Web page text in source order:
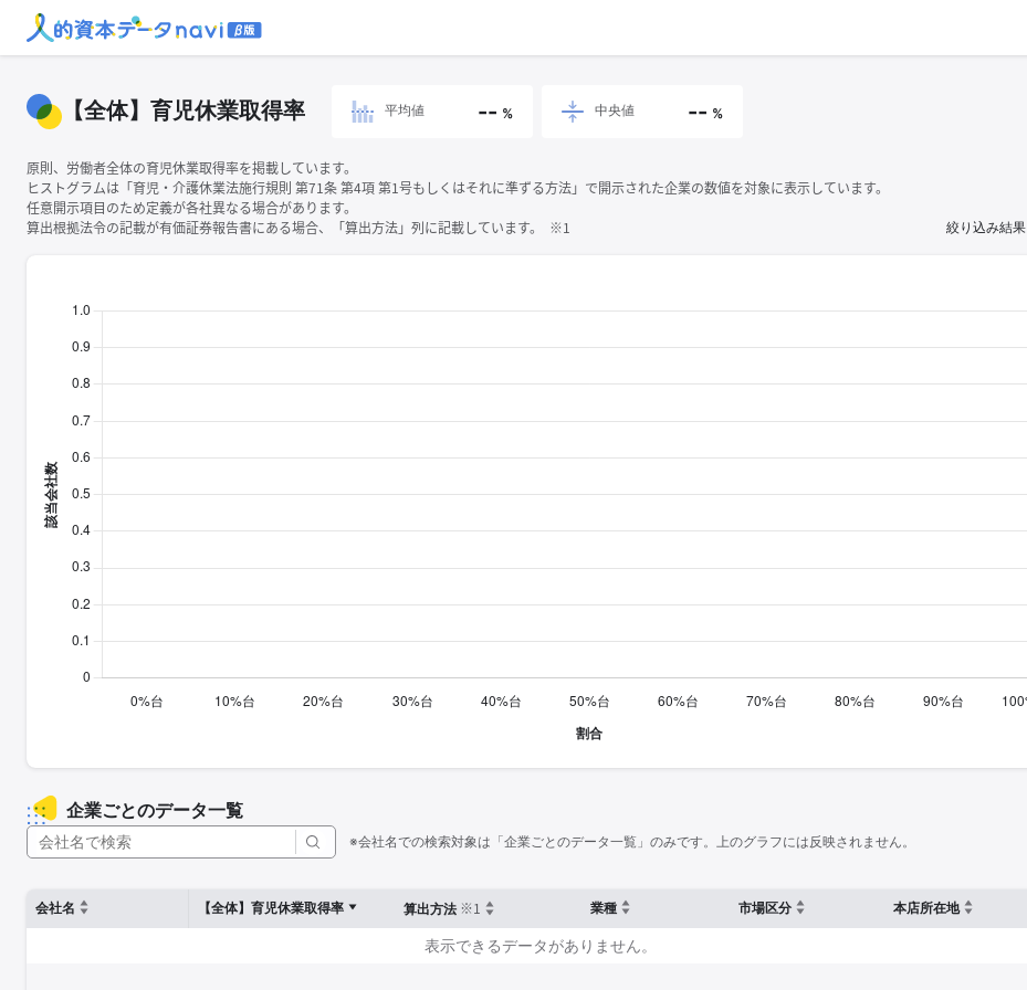
【全体】育児休業取得率 平均値 -- % 中央値 -- %
原則、労働者全体の育児休業取得率を掲載しています。
ヒストグラムは「育児・介護休業法施行規則 第71条 第4項 第1号もしくはそれに準ずる方法」で開示された企業の数値を対象に表示しています。
任意開示項目のため定義が各社異なる場合があります。
算出根拠法令の記載が有価証券報告書にある場合、「算出方法」列に記載しています。 ※1
絞り込み結果
企業ごとのデータ一覧
※会社名での検索対象は「企業ごとのデータ一覧」のみです。上のグラフには反映されません。
会社名 【全体】育児休業取得率 算出方法 ※1 業種 市場区分 本店所在地
表示できるデータがありません。